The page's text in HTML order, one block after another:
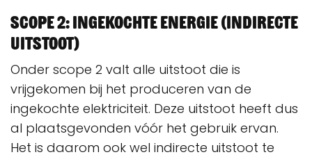
Scope 2: ingekochte energie (indirecte
uitstoot)
Onder scope 2 valt alle uitstoot die is
vrijgekomen bij het produceren van de
ingekochte elektriciteit. Deze uitstoot heeft dus
al plaatsgevonden vóór het gebruik ervan.
Het is daarom ook wel indirecte uitstoot te